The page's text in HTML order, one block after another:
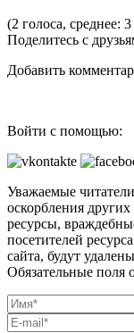
(2 голоса, среднее:
Поделитесь с
Добавить
Войти с помощью:
Уважаемые
оскорбления
ресурсы,
посетителей
сайта, будут
Обязательные поля